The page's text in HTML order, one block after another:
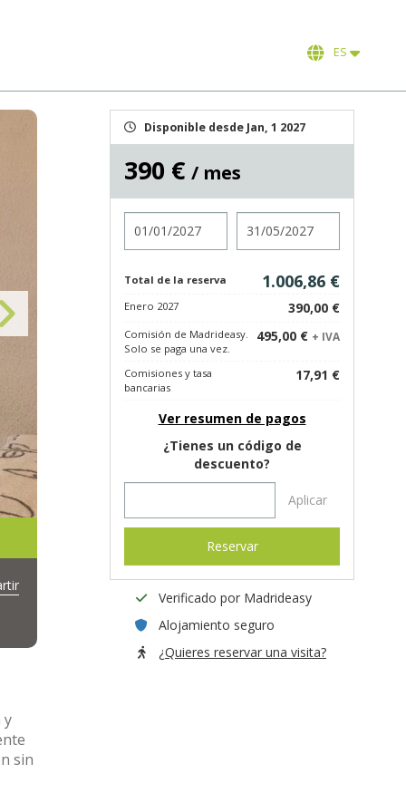
ES
y
sin
Disponible desde Jan, 1 2027
390 € / mes
Total de la reserva 1.006,86 €
Enero 2027 390,00 €
Comisión de Madrideasy.
Solo se paga una vez.
495,00 € + IVA
Comisiones y tasa
bancarias
17,91 €
Ver resumen de pagos
¿Tienes un código de
descuento?
Aplicar
Reservar
Verificado por Madrideasy
Alojamiento seguro
¿Quieres reservar una visita?